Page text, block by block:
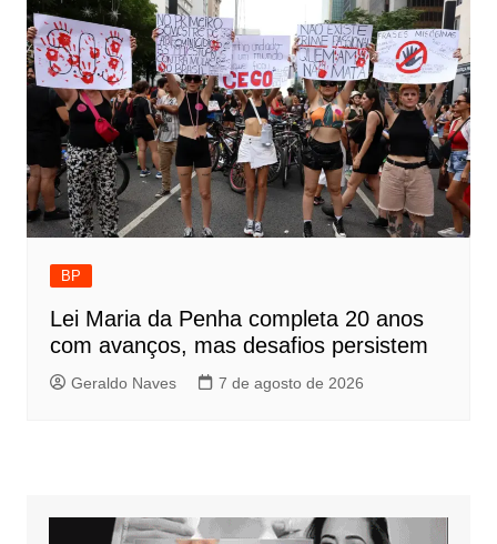
BP
Lei Maria da Penha completa 20 anos
com avanços, mas desafios persistem
Geraldo Naves 7 de agosto de 2026